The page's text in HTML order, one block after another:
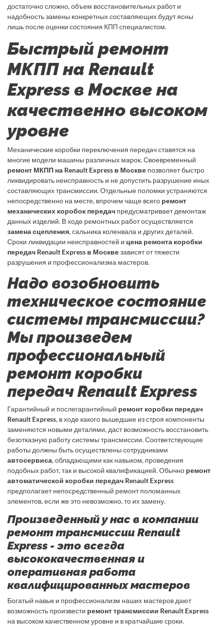
достаточно сложно, объем восстановительных работ и
надобность замены конкретных составляющих будут ясны
лишь после оценки состояния КПП специалистом.
Быстрый ремонт
МКПП на Renault
Express в Москве на
качественно высоком
уровне
Механические коробки переключения передач ставятся на
многие модели машины различных марок. Своевременный
ремонт МКПП на Renault Express в Москве позволяет быстро
ликвидировать неисправность и не допустить разрушение иных
составляющих трансмиссии. Отдельные поломки устраняются
непосредственно на месте, впрочем чаще всего ремонт
механических коробок передач предусматривает демонтаж
данных изделий. В ходе ремонтных работ осуществляется
замена сцепления, сальника коленвала и других деталей.
Сроки ликвидации неисправностей и цена ремонта коробки
передач Renault Express в Москвезависят от тяжести
разрушения и профессионализма мастеров.
Надо возобновить
техническое состояние
системы трансмиссии?
Мы произведем
профессиональный
ремонт коробки
передач Renault Express
Гарантийный и послегарантийный ремонт коробки передач
Renault Express, в ходе какого вышедшие из строя компоненты
заменяются новыми деталями, даст возможность восстановить
безотказную работу системы трансмиссии. Соответствующие
работы должны быть осуществлены сотрудниками
автосервиса, обладающими как навыком, проведения
подобных работ, так и высокой квалификацией. Обычно ремонт
автоматической коробки передач Renault Express
предполагает непосредственный ремонт поломанных
элементов, если же это невозможно, то их замену.
Произведенный у нас в компании
ремонт трансмиссии Renault
Express - это всегда
высококачественная и
оперативная работа
квалифицированных мастеров
Богатый навык и профессионализм наших мастеров дают
возможность произвести ремонт трансмиссии Renault Express
на высоком качественном уровне и в кратчайшие сроки.